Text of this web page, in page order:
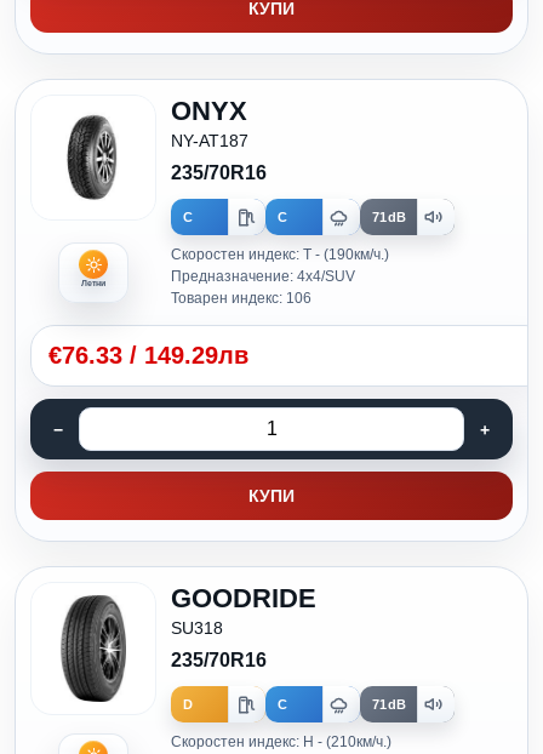
КУПИ
Летни
ONYX
NY-AT187
235/70R16
C C 71dB
Скоростен индекс: T - (190км/ч.)
Предназначение: 4x4/SUV
Товарен индекс: 106
€76.33 / 149.29лв
КУПИ
GOODRIDE
SU318
235/70R16
D C 71dB
Скоростен индекс: H - (210км/ч.)